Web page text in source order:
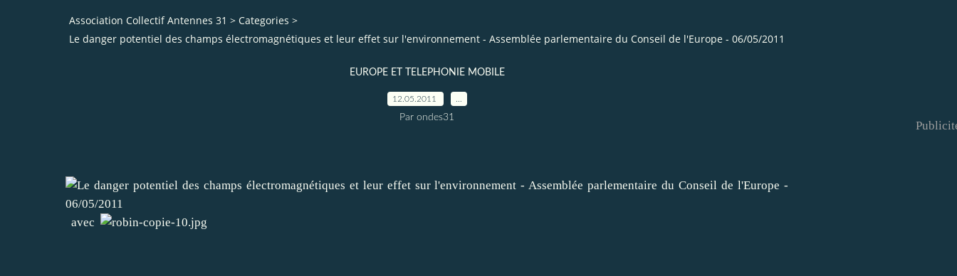
Association Collectif Antennes 31 > Categories >
Le danger potentiel des champs électromagnétiques et leur effet sur l'environnement - Assemblée parlementaire du Conseil de l'Europe - 06/05/2011
EUROPE ET TELEPHONIE MOBILE
12.05.2011
Par ondes31
avec